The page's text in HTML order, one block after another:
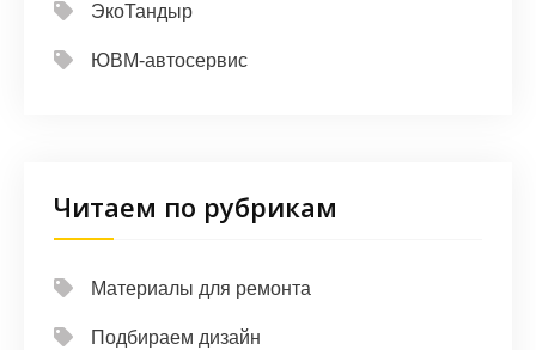
ЭкоТандыр
ЮВМ-автосервис
Читаем по рубрикам
Материалы для ремонта
Подбираем дизайн